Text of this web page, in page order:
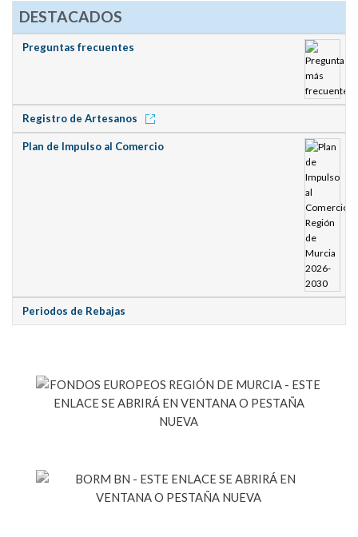
DESTACADOS
Preguntas frecuentes
Registro de Artesanos
Plan de Impulso al Comercio
Periodos de Rebajas